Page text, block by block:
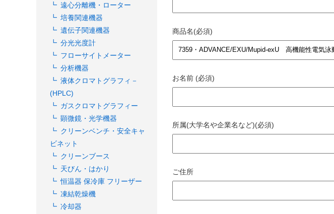
遠心分離機・ローター
培養関連機器
遺伝子関連機器
分光光度計
フローサイトメーター
分析機器
液体クロマトグラフィ－
(HPLC)
ガスクロマトグラフィー
顕微鏡・光学機器
クリーンベンチ・安全キャ
ビネット
クリーンブース
天びん・はかり
恒温器 保冷庫 フリーザー
凍結乾燥機
冷却器
商品名(必須)
お名前 (必須)
所属(大学名や企業名など)(必須)
ご住所